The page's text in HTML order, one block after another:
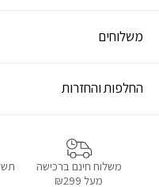
משלוחים
החלפות והחזרות
משלוח חינם ברכישה
מעל ₪299